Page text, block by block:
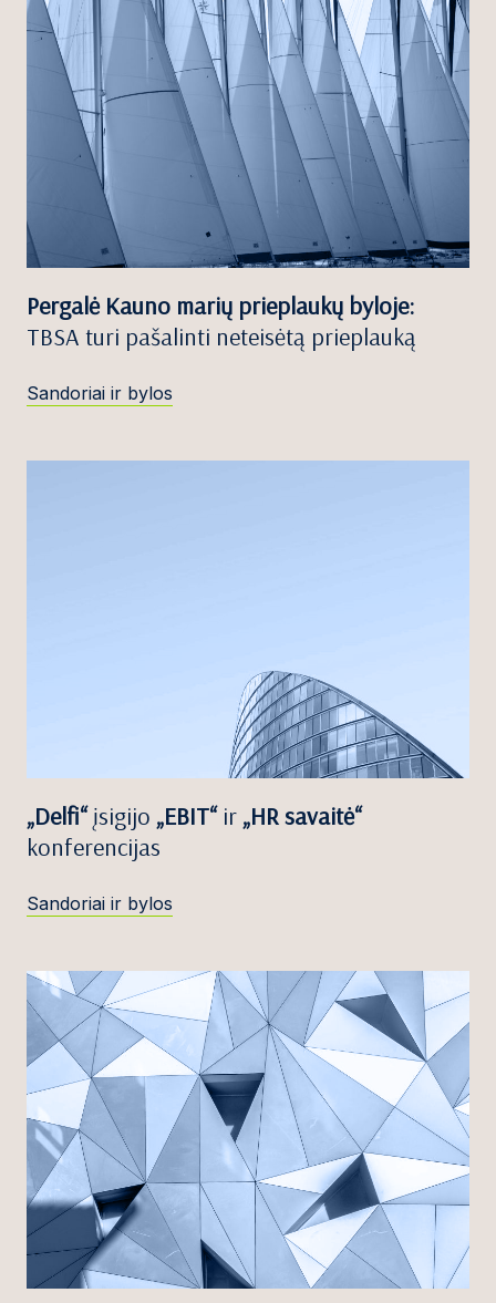
Pergalė Kauno marių prieplaukų byloje:
TBSA turi pašalinti neteisėtą prieplauką
Sandoriai ir bylos
„Delfi“įsigijo „EBIT“ir „HR savaitė“
konferencijas
Sandoriai ir bylos